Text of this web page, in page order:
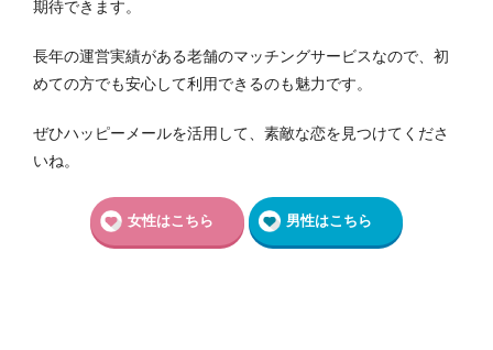
期待できます。
長年の運営実績がある老舗のマッチングサービスなので、初
めての方でも安心して利用できるのも魅力です。
ぜひハッピーメールを活用して、素敵な恋を見つけてくださ
いね。
女性はこちら 男性はこちら